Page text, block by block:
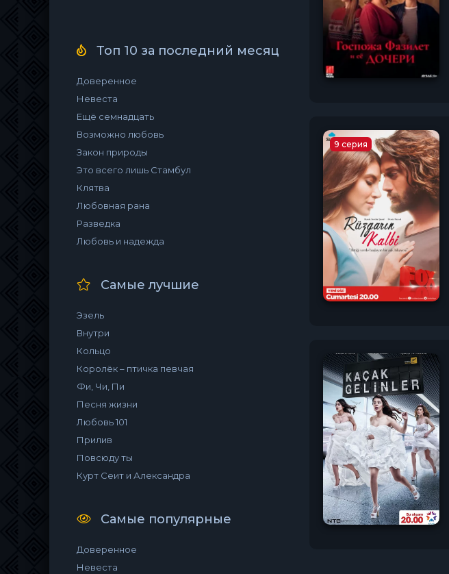
Топ 10 за последний месяц
Доверенное
Невеста
Ещё семнадцать
Возможно любовь
Закон природы
Это всего лишь Стамбул
Клятва
Любовная рана
Разведка
Любовь и надежда
Самые лучшие
Эзель
Внутри
Кольцо
Королёк – птичка певчая
Фи, Чи, Пи
Песня жизни
Любовь 101
Прилив
Повсюду ты
Курт Сеит и Александра
Самые популярные
Доверенное
Невеста
9 серия